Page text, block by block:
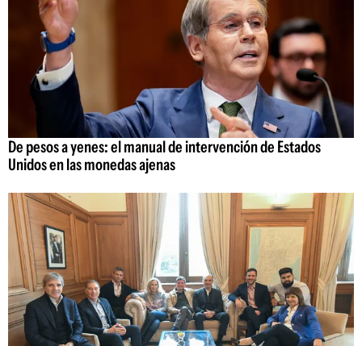
De pesos a yenes: el manual de intervención de Estados
Unidos en las monedas ajenas